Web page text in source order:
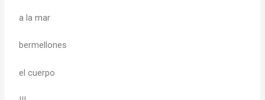
a la mar
bermellones
el cuerpo